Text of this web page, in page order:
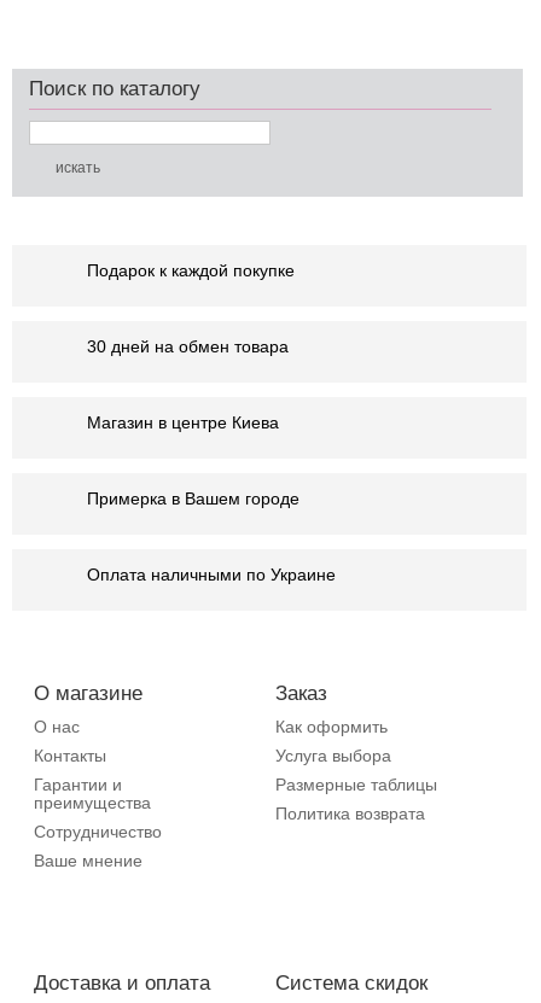
Поиск по каталогу
Подарок к каждой покупке
30 дней на обмен товара
Магазин в центре Киева
Примерка в Вашем городе
Оплата наличными по Украине
О магазине
О нас
Контакты
Гарантии и
преимущества
Сотрудничество
Ваше мнение
Заказ
Как оформить
Услуга выбора
Размерные таблицы
Политика возврата
Доставка и оплата Система скидок